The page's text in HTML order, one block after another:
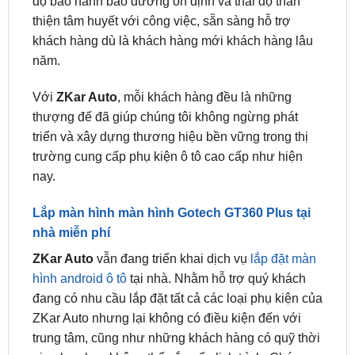
khác.
Cam kết với khách hàng : Bán hàng đúng giá, chế
độ bảo hành bảo dưỡng ổn định và thái độ thân
khách hàng dù là khách hàng mới khách hàng lâu
năm.
VớiZKar Auto, mỗi khách hàng đều là những
thượng đế đã giúp chúng tôi không ngừng phát
trường cung cấp phụ kiện ô tô cao cấp như hiện
nay.
Lắp màn hình màn hình Gotech GT360 Plus tại
nhà miễn phí
ZKar Autovẫn đang triển khai dịch vụlắp đặt màn
hình android ô tôtại nhà. Nhằm hỗ trợ quý khách